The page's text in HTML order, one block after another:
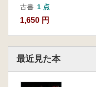
古書 1 点
1,650 円
最近見た本